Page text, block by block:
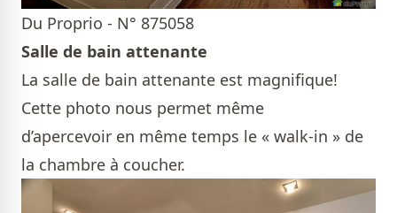
Du Proprio - N° 875058
Salle de bain attenante
La salle de bain attenante est magnifique!
Cette photo nous permet même
d’apercevoir en même temps le « walk-in » de
la chambre à coucher.